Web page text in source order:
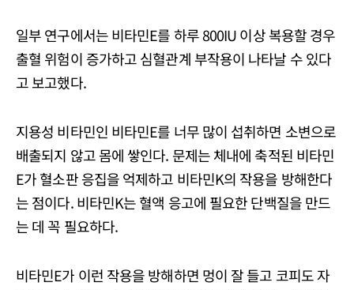
일부 연구에서는 비타민E를 하루 800IU 이상 복용할 경우
출혈 위험이 증가하고 심혈관계 부작용이 나타날 수 있다
고 보고했다.
지용성 비타민인 비타민E를 너무 많이 섭취하면 소변으로
배출되지 않고 몸에 쌓인다. 문제는 체내에 축적된 비타민
E가 혈소판 응집을 억제하고 비타민K의 작용을 방해한다
는 점이다. 비타민K는 혈액 응고에 필요한 단백질을 만드
는 데 꼭 필요하다.
비타민E가 이런 작용을 방해하면 멍이 잘 들고 코피도 자